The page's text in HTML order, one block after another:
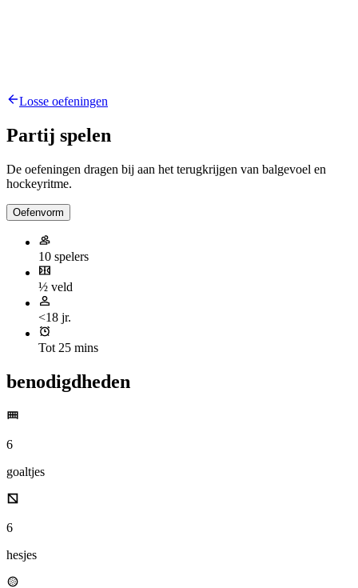
Losse oefeningen
Partij spelen
De oefeningen dragen bij aan het terugkrijgen van balgevoel en
hockeyritme.
Oefenvorm
10 spelers
½ veld
<18 jr.
Tot 25 mins
benodigdheden
6
goaltjes
6
hesjes